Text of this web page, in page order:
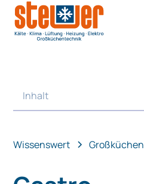
Inhalt
Wissenswert
Großküchen